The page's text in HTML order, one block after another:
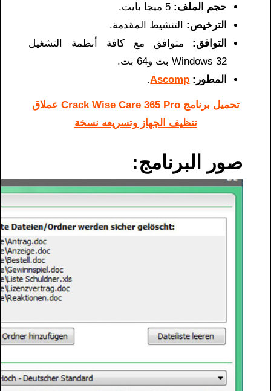
حجم الملف:
الترخيص: التنشيط المقدمة.
التوافق: متوافق مع كافة أنظمة التشغيل
Windows 32 بت و64 بت.
المطور: Ascomp
.
تحميل برنامج Crack Wise Care 365 Pro عملاق
تنظيف الجهاز وتسريعه نسخة
صور البرنامج: